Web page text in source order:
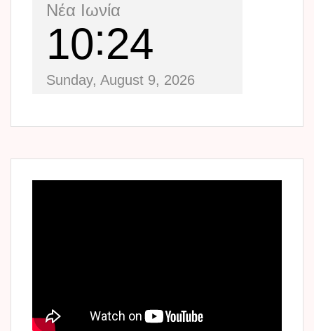
Νέα Ιωνία
10 24
Sunday, August 9, 2026